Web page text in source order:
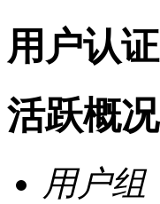
用户认证
活跃概况
用户组